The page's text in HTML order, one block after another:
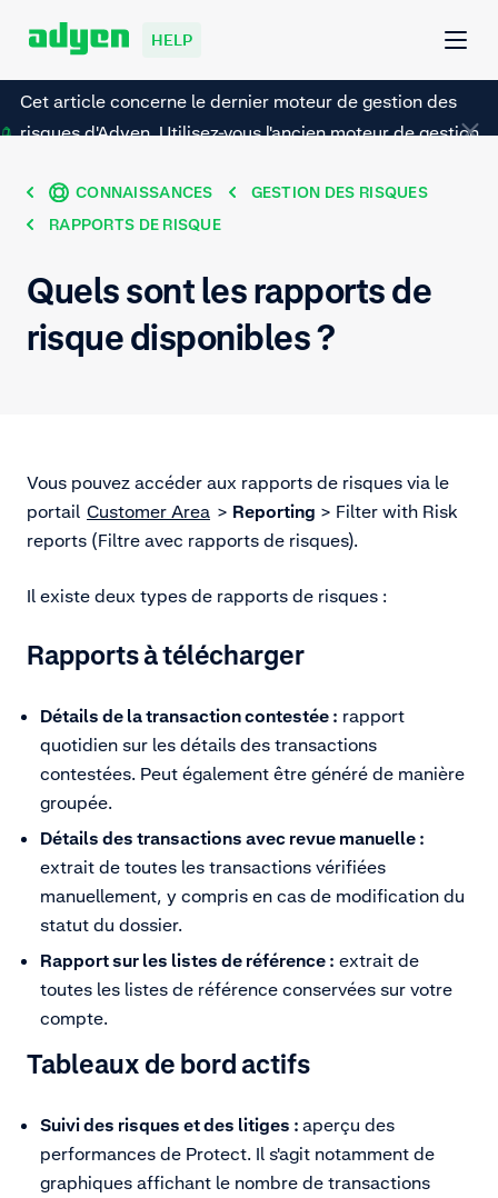
HELP
Cet article concerne le dernier moteur de gestion des
risques d'Adyen. Utilisez-vous l'ancien moteur de gestion
CONNAISSANCES
GESTION DES RISQUES
RAPPORTS DE RISQUE
Quels sont les rapports de
risque disponibles ?
Vous pouvez accéder aux rapports de risques via le
portail Customer Area > Reporting > Filter with Risk
reports (Filtre avec rapports de risques).
Il existe deux types de rapports de risques :
Rapports à télécharger
Détails de la transaction contestée : rapport
quotidien sur les détails des transactions
contestées. Peut également être généré de manière
groupée.
Détails des transactions avec revue manuelle :
extrait de toutes les transactions vérifiées
manuellement, y compris en cas de modification du
statut du dossier.
Rapport sur les listes de référence : extrait de
toutes les listes de référence conservées sur votre
compte.
Tableaux de bord actifs
Suivi des risques et des litiges : aperçu des
performances de Protect. Il s'agit notamment de
graphiques affichant le nombre de transactions